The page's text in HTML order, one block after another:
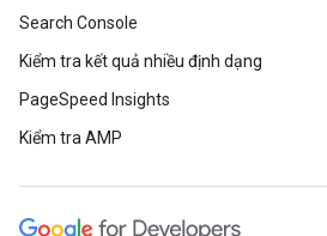
Search Console
Kiểm tra kết quả nhiều định dạng
PageSpeed Insights
Kiểm tra AMP